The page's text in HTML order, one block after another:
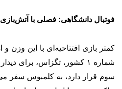
فوتبال دانشگاهی: فصلی با
کمتر بازی افتتاحیه‌ای با این وزن
شماره ۱ کشور، تگزاس، برای
سوم قرار دارد، به کلمبوس سفر